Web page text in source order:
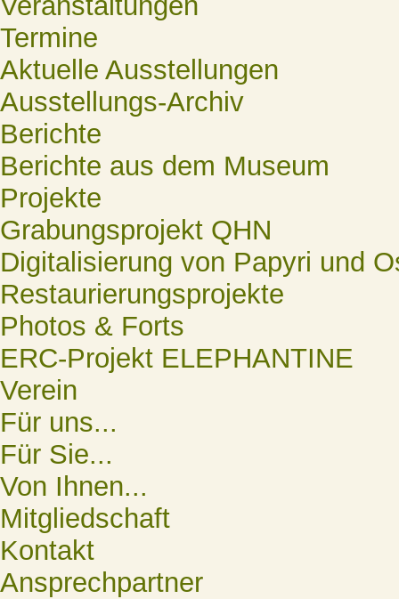
Termine
Aktuelle Ausstellungen
Ausstellungs-Archiv
Berichte
Berichte aus dem Museum
Projekte
Grabungsprojekt QHN
Digitalisierung von Papyri und
Restaurierungsprojekte
Photos & Forts
ERC-Projekt ELEPHANTINE
Verein
Für uns...
Für Sie...
Von Ihnen...
Mitgliedschaft
Kontakt
Ansprechpartner